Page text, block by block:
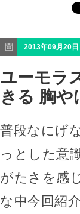
2013年09月20日
ユーモラ
きる 胸や
普段なにげ
っとした意
がたさを感
な中今回紹